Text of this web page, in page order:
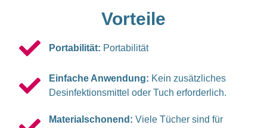
Vorteile
Portabilität: Portabilität
Einfache Anwendung: Kein zusätzliches
Desinfektionsmittel oder Tuch erforderlich.
Materialschonend: Viele Tücher sind für